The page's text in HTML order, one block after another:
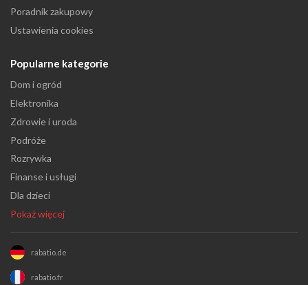
Poradnik zakupowy
Ustawienia cookies
Popularne kategorie
Dom i ogród
Elektronika
Zdrowie i uroda
Podróże
Rozrywka
Finanse i usługi
Dla dzieci
Pokaż więcej
rabatio.de
rabatio.fr